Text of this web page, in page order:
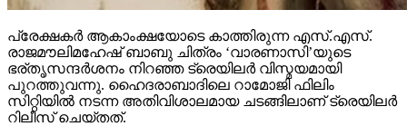
പ്രേക്ഷകര്‍ ആകാംക്ഷയോടെ കാത്തിരുന്ന എസ്.എസ്.
രാജമൗലിമഹേഷ് ബാബു ചിത്രം ‘വാരണാസി’യുടെ
ഭര്തൃസന്ദര്‍ശനം നിറഞ്ഞ ട്രെയിലര്‍ വിസ്മയമായി
പുറത്തുവന്നു. ഹൈദരാബാദിലെ റാമോജി ഫിലിം
സിറ്റിയില്‍ നടന്ന അതിവിശാലമായ ചടങ്ങിലാണ് ട്രെയിലര്‍
റിലീസ് ചെയ്തത്.